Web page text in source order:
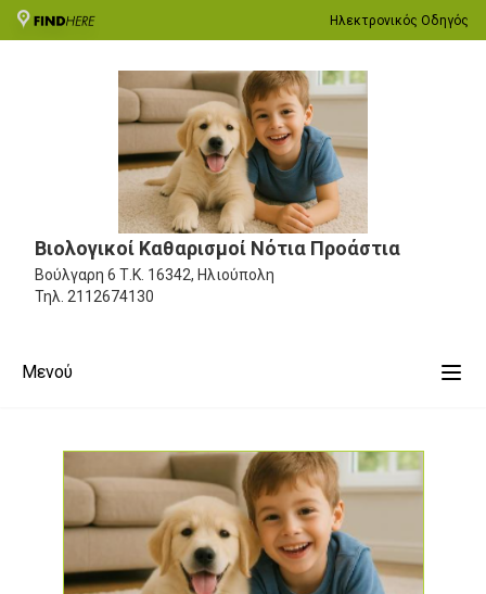
Ηλεκτρονικός Οδηγός
Βιολογικοί Καθαρισμοί Νότια Προάστια
Βούλγαρη 6 Τ.Κ. 16342, Ηλιούπολη
Τηλ. 2112674130
Μενού